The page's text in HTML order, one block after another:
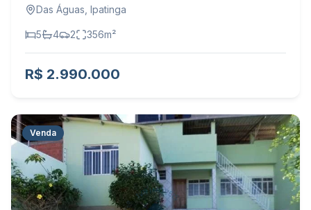
Das Águas Ipatinga
5 4 2 356m²
R$ 2.990.000
Venda